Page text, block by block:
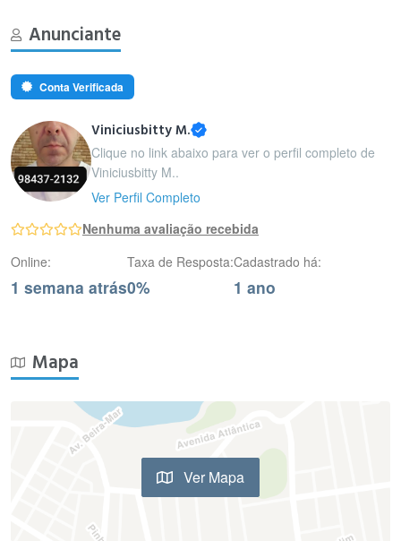
Anunciante
Conta Verificada
Viniciusbitty M.
Clique no link abaixo para ver o perfil completo de
Viniciusbitty M..
Ver Perfil Completo
Nenhuma avaliação recebida
Online:
1 semana atrás
Taxa de Resposta:
0%
Cadastrado há:
1 ano
Mapa
Ver Mapa